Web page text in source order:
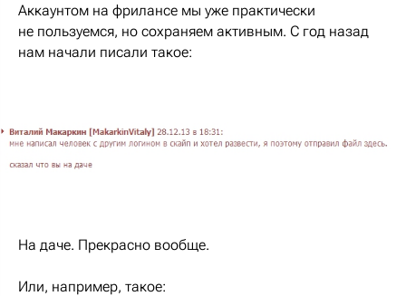
Аккаунтом на фрилансе мы уже практически
не пользуемся, но сохраняем активным. С год назад
нам начали писали такое:
На даче. Прекрасно вообще.
Или, например, такое: